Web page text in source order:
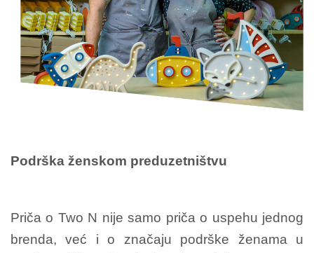
Podrška ženskom preduzetništvu
Priča o Two N nije samo priča o uspehu jednog
brenda, već i o značaju podrške ženama u